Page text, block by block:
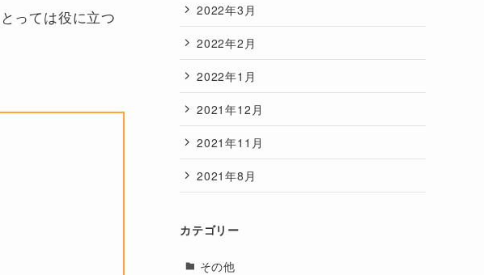
っては役に立つ
2022年3月
2022年2月
2022年1月
2021年12月
2021年11月
2021年8月
カテゴリー
その他